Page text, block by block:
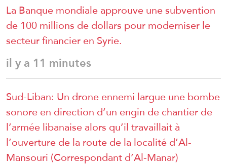
La Banque mondiale approuve une subvention
de 100 millions de dollars pour moderniser le
secteur financier en Syrie.
il y a 11 minutes
Sud-Liban: Un drone ennemi largue une bombe
sonore en direction d’un engin de chantier de
l’armée libanaise alors qu’il travaillait à
l’ouverture de la route de la localité d’Al-
Mansouri (Correspondant d’Al-Manar)